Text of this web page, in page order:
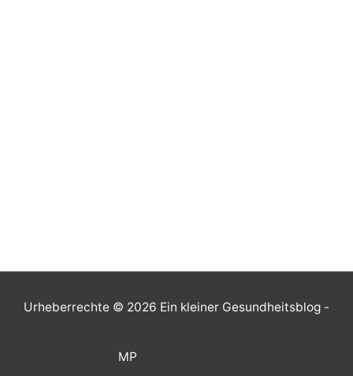
Urheberrechte © 2026 Ein kleiner Gesundheitsblog -
MP